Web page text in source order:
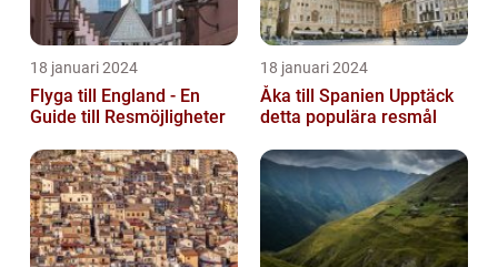
18 januari 2024
Flyga till England - En
Guide till Resmöjligheter
18 januari 2024
Åka till Spanien Upptäck
detta populära resmål